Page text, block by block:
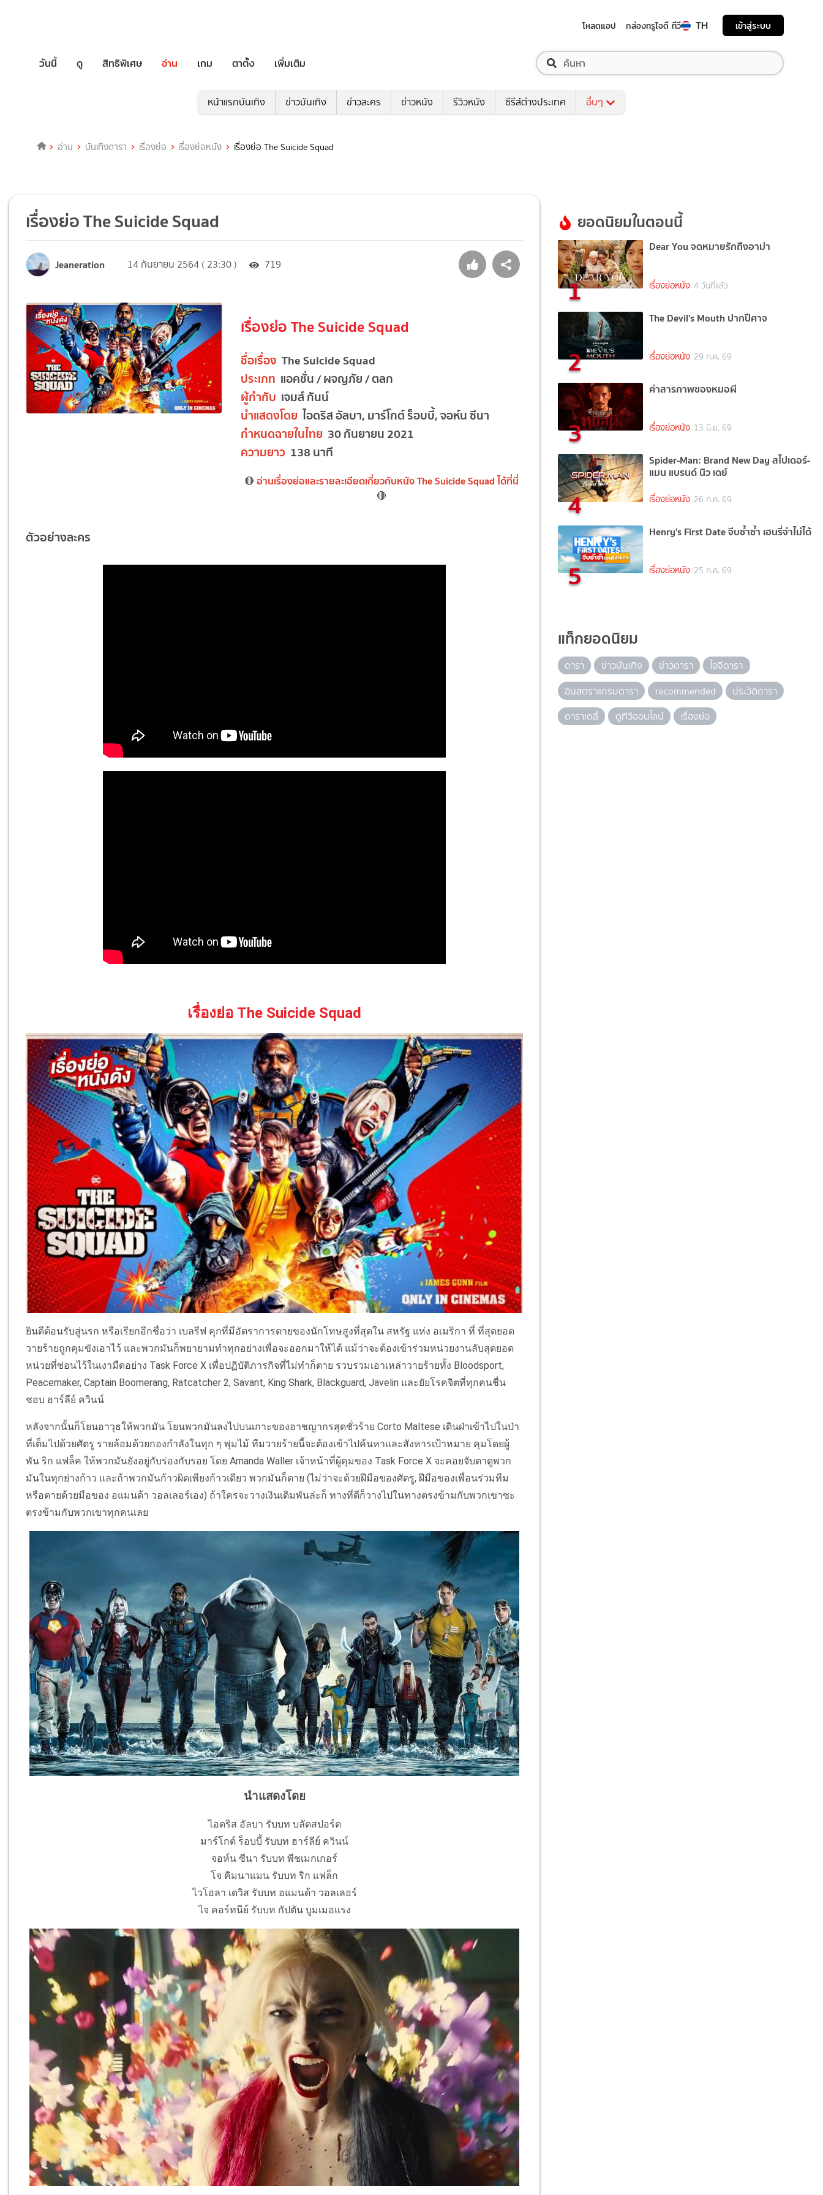
โหลดแอป กล่องทรูไอดี ทีวี TH เข้าสู่ระบบ
วันนี้ ดู สิทธิพิเศษ อ่าน เกม ตาตั้ง เพิ่มเติม
หน้าแรกบันเทิง ข่าวบันเทิง ข่าวละคร ข่าวหนัง รีวิวหนัง ซีรีส์ต่างประเทศ อื่นๆ
อ่าน บันเทิงดารา เรื่องย่อ เรื่องย่อหนัง เรื่องย่อ The Suicide Squad
เรื่องย่อ The Suicide Squad
Jeaneration 14 กันยายน 2564 ( 23:30 ) 719
เรื่องย่อ The Suicide Squad
ชื่อเรื่อง The Suicide Squad
ประเภท แอคชั่น / ผจญภัย / ตลก
ผู้กำกับ เจมส์ กันน์
นำแสดงโดย ไอดริส อัลบา, มาร์โกต์ ร็อบบี้, จอห์น ซีนา
กำหนดฉายในไทย 30 กันยายน 2021
ความยาว138 นาที
🔴 อ่านเรื่องย่อและรายละเอียดเกี่ยวกับหนัง The Suicide Squad ได้ที่นี่
🔴
ตัวอย่างละคร
เรื่องย่อ The Suicide Squad
ยินดีต้อนรับสู่นรก หรือเรียกอีกชื่อว่า เบลรีฟ คุกที่มีอัตราการตายของนักโทษสูงที่สุดใน สหรัฐ แห่ง อเมริกา ที่ ที่สุดยอด
วายร้ายถูกคุมขังเอาไว้ และพวกมันก็พยายามทำทุกอย่างเพื่อจะออกมาให้ได้ แม้ว่าจะต้องเข้าร่วมหน่วยงานลับสุดยอด
หน่วยที่ซ่อนไว้ในเงามืดอย่าง Task Force X เพื่อปฏิบัติภารกิจที่ไม่ทำก็ตาย รวบรวมเอาเหล่าวายร้ายทั้ง Bloodsport,
Peacemaker, Captain Boomerang, Ratcatcher 2, Savant, King Shark, Blackguard, Javelin และยัยโรคจิตที่ทุกคนชื่น
ชอบ ฮาร์ลีย์ ควินน์
หลังจากนั้นก็โยนอาวุธให้พวกมัน โยนพวกมันลงไปบนเกาะของอาชญากรสุดชั่วร้าย Corto Maltese เดินฝ่าเข้าไปในป่า
ที่เต็มไปด้วยศัตรู รายล้อมด้วยกองกำลังในทุก ๆ พุ่มไม้ ทีมวายร้ายนี้จะต้องเข้าไปค้นหาและสังหารเป้าหมาย คุมโดยผู้
พัน ริก แฟล็ค ให้พวกมันยังอยู่กับร่องกับรอย โดย Amanda Waller เจ้าหน้าที่ผู้คุมของ Task Force X จะคอยจับตาดูพวก
มันในทุกย่างก้าว และถ้าพวกมันก้าวผิดเพียงก้าวเดียว พวกมันก็ตาย (ไม่ว่าจะด้วยฝีมือของศัตรู, ฝีมือของเพื่อนร่วมทีม
หรือตายด้วยมือของ อแมนด้า วอลเลอร์เอง) ถ้าใครจะวางเงินเดิมพันล่ะก็ ทางที่ดีก็วางไปในทางตรงข้ามกับพวกเขาซะ
ตรงข้ามกับพวกเขาทุกคนเลย
นำแสดงโดย
ไอดริส อัลบา รับบท บลัดสปอร์ต
มาร์โกต์ ร็อบบี้ รับบท ฮาร์ลีย์ ควินน์
จอห์น ซีนา รับบท พีชเมกเกอร์
โจ คิมนาแมน รับบท ริก แฟล็ก
ไวโอลา เดวิส รับบท อแมนด้า วอลเลอร์
ไจ คอร์ทนีย์ รับบท กัปตัน บูมเมอแรง
ยอดนิยมในตอนนี้
1
Dear You จดหมายรักถึงอาม่า
เรื่องย่อหนัง 4 วันที่แล้ว
2
The Devil's Mouth ปากปีศาจ
เรื่องย่อหนัง 29 ก.ค. 69
3
คำสารภาพของหมอผี
เรื่องย่อหนัง 13 มิ.ย. 69
4
Spider-Man: Brand New Day สไปเดอร์-
แมน แบรนด์ นิว เดย์
เรื่องย่อหนัง 26 ก.ค. 69
5
Henry's First Date จีบซ้ำซ้ำ เฮนรี่จำไม่ได้
เรื่องย่อหนัง 25 ก.ค. 69
แท็กยอดนิยม
ดารา ข่าวบันเทิง ข่าวดารา
ไอจีดารา
อินสตราแกรมดารา
recommended
ประวัติดารา
ดาราเดลี่
ดูทีวีออนไลน์ เรื่องย่อ